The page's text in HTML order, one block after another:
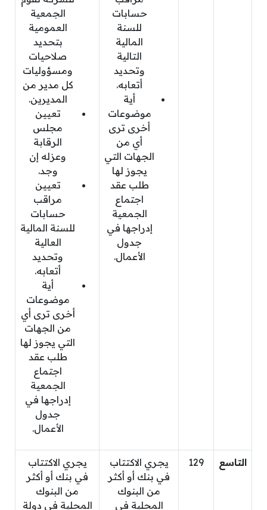
حسابات
للسنة
المالية
التالية
وتحديد
أتعابه.
أية
موضوعات
أخرى ترى
أي من
الجهات التي
يجوز لها
طلب عقد
اجتماع
الجمعية
إدراجها في
جدول
الأعمال.
الجمعية
العمومية
بتحديد
صلاحيات
ومسؤوليات
كل مدير من
المديرين.
تعيين
مجلس
الرقابة
وعزله إن
وجد.
تعيين
مراقب
حسابات
للسنة المالية
العالية
وتحديد
أتعابه.
أية
موضوعات
أخرى ترى أي
من الجهات
التي يجوز لها
طلب عقد
اجتماع
الجمعية
إدراجها في
جدول
الأعمال.
التاسع 129
يجري الاكتتاب
في بنك أو أكثر
من البنوك
المحلية في
يجري الاكتتاب
في بنك أو أكثر
من البنوك
المحلية في دولة